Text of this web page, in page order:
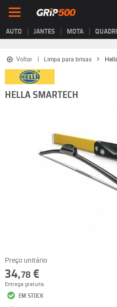
AUTO JANTES MOTA
Voltar Limpa para brisas
HELLA SMARTECH
Preço unitário
34,78 €
Entrega gratuita
EM STOCK